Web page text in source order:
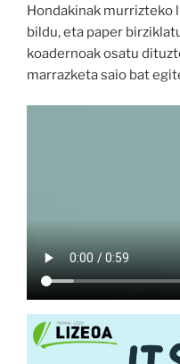
Hondakinak murrizteko
bildu, eta paper
koadernoak osatu
marrazketa saio bat